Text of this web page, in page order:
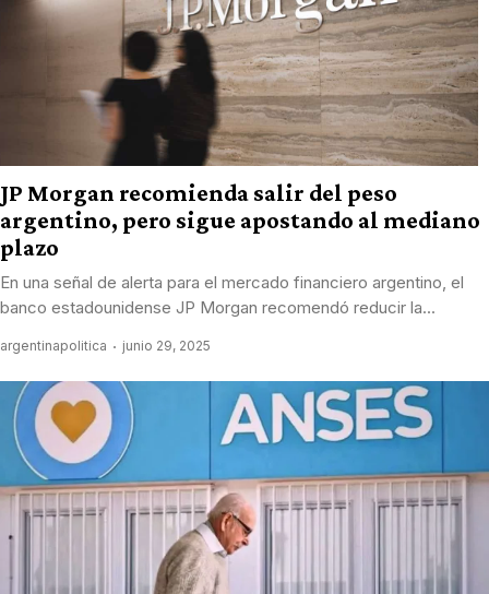
JP Morgan recomienda salir del peso
argentino, pero sigue apostando al mediano
plazo
En una señal de alerta para el mercado financiero argentino, el
banco estadounidense JP Morgan recomendó reducir la...
argentinapolitica junio 29, 2025